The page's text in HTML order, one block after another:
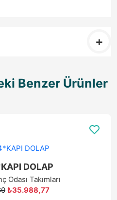
Benzer Ürünler
₺35.988,77